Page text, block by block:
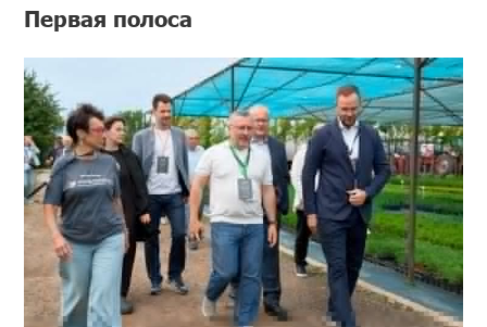
Первая полоса